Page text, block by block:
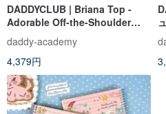
DADDYCLUB | Briana Top -
Adorable Off-the-Shoulder
Puff-Sleeve Top
daddy-academy
4,379円